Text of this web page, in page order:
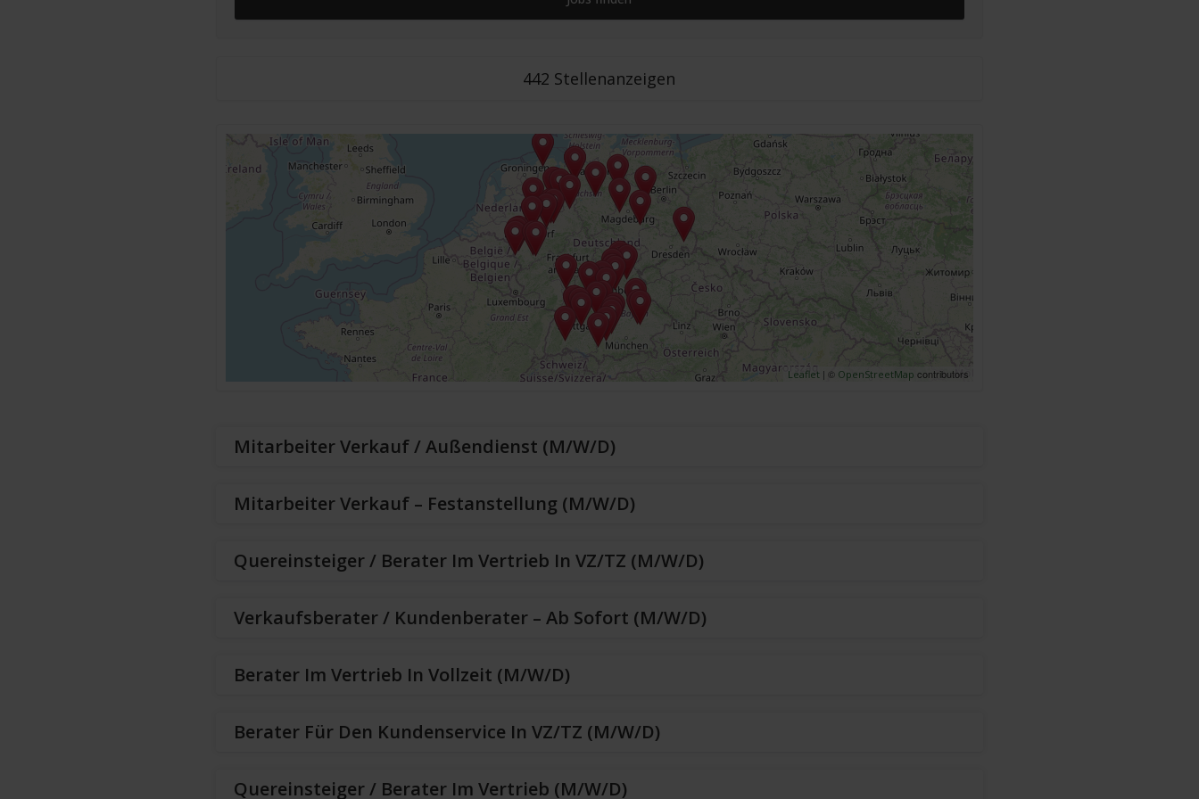
442 Stellenanzeigen
Leaflet | © OpenStreetMap contributors
Mitarbeiter Verkauf / Außendienst (m/w/d)
Mitarbeiter Verkauf – Festanstellung (m/w/d)
Quereinsteiger / Berater Im Vertrieb In VZ/TZ (m/w/d)
Verkaufsberater / Kundenberater – Ab Sofort (m/w/d)
Berater Im Vertrieb In Vollzeit (m/w/d)
Berater Für Den Kundenservice In VZ/TZ (m/w/d)
Quereinsteiger / Berater Im Vertrieb (m/w/d)